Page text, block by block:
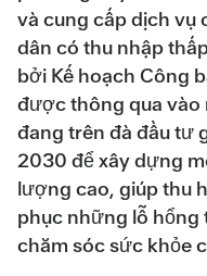
và cung cấp dịch vụ
dân có thu nhập
bởi Kế hoạch Công
được thông qua vào
đang trên đà đầu tư
2030 để xây dựng
lượng cao, giúp thu
phục những lỗ
chăm sóc sức khỏe